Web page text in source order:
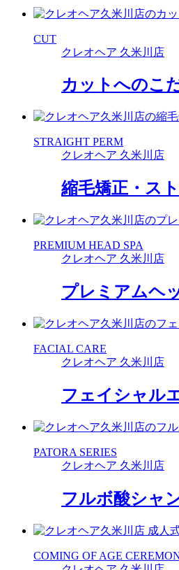
CUT
クレオヘア 久米川店
カットへのこ
STRAIGHT PERM
クレオヘア 久米川店
縮毛矯正・ス
PREMIUM HEAD SPA
クレオヘア 久米川店
プレミアムヘ
FACIAL CARE
クレオヘア 久米川店
フェイシャル
PATORA SERIES
クレオヘア 久米川店
フルボ酸シャ
COMING OF AGE